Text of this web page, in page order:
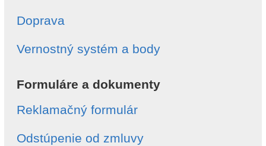
Doprava
Vernostný systém a body
Formuláre a dokumenty
Reklamačný formulár
Odstúpenie od zmluvy